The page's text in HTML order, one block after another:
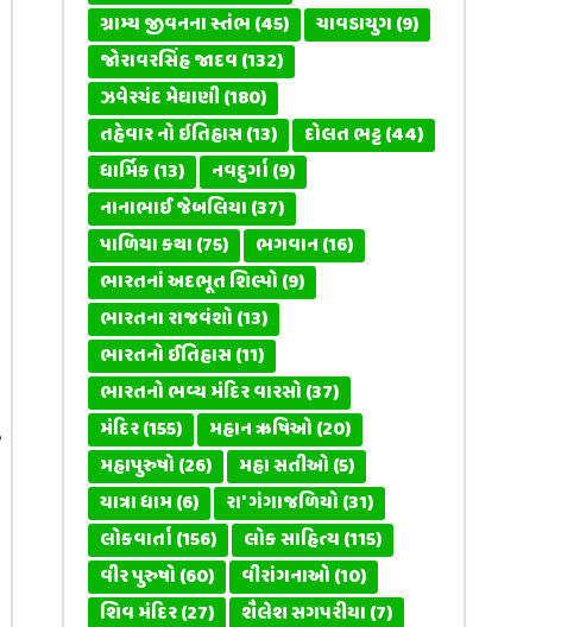
ગ્રામ્ય જીવનના સ્તંભ(45) ચાવડાયુગ(9)
જોરાવરસિંહ જાદવ(132)
ઝવેરચંદ મેઘાણી(180)
તહેવાર નો ઇતિહાસ(13) દોલત ભટ્ટ(44)
ધાર્મિક(13) નવદુર્ગા(9)
નાનાભાઈ જેબલિયા(37)
પાળિયા કથા(75) ભગવાન(16)
ભારતનાં અદભૂત શિલ્પો(9)
ભારતના રાજવંશો(13)
ભારતનો ઈતિહાસ(11)
ભારતનો ભવ્ય મંદિર વારસો(37)
મંદિર(155) મહાન ઋષિઓ(20)
મહાપુરુષો(26) મહા સતીઓ(5)
યાત્રા ધામ(6) રા' ગંગાજળિયો(31)
લોકવાર્તા(156) લોક સાહિત્ય(115)
વીર પુરુષો(60) વીરાંગનાઓ(10)
શિવ મંદિર(27) શૈલેશ સગપરીયા(7)